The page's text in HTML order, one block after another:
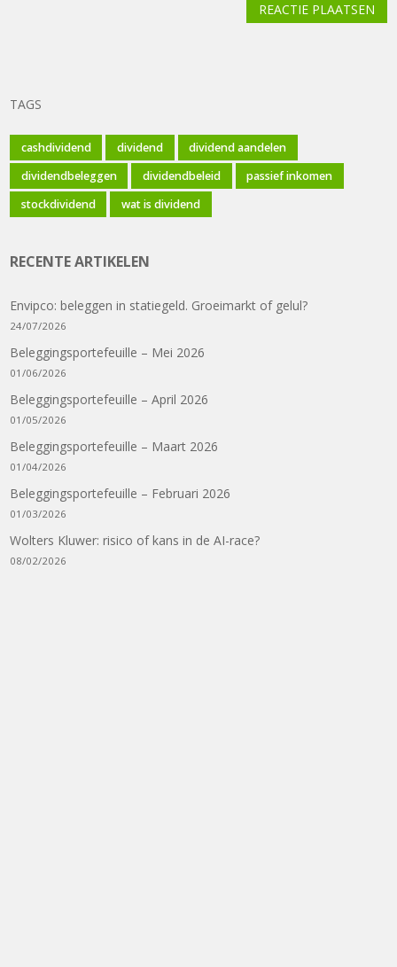
REACTIE PLAATSEN
TAGS
cashdividend dividend
dividend aandelen
dividendbeleggen
dividendbeleid
passief inkomen
stockdividend
wat is dividend
RECENTE ARTIKELEN
Envipco: beleggen in statiegeld. Groeimarkt of gelul?
24/07/2026
Beleggingsportefeuille – Mei 2026
01/06/2026
Beleggingsportefeuille – April 2026
01/05/2026
Beleggingsportefeuille – Maart 2026
01/04/2026
Beleggingsportefeuille – Februari 2026
01/03/2026
Wolters Kluwer: risico of kans in de AI-race?
08/02/2026